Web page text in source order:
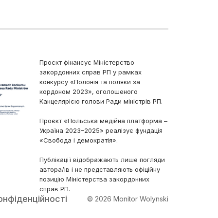
Проєкт фінансує Міністерство
закордонних справ РП у рамках
конкурсу «Полонія та поляки за
кордоном 2023», оголошеного
Канцелярією голови Ради міністрів РП.
Проєкт «Польська медійна платформа –
Україна 2023–2025» реалізує фундація
«Свобода і демократія».
Публікації відображають лише погляди
автора/ів і не представляють офіційну
позицію Міністерства закордонних
справ РП.
© 2026 Monitor Wolynski